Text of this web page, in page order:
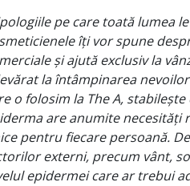
pe care toată lumea
îți vor spune
și ajută exclusiv la
la întâmpinarea
o folosim la The A,
are anumite
pentru fiecare persoană.
externi, precum vânt,
epidermei care ar trebui